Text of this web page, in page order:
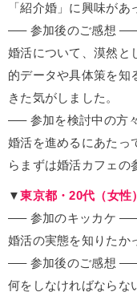
「紹介婚」に興味があ
—– 参加後のご感想
婚活について、漠然と
的データや具体策を知
きた気がしました。
—– 参加を検討中の方
婚活を進めるにあたっ
らまずは婚活カフェの
▼東京都・20代（女性）
—– 参加のキッカケ
婚活の実態を知りたか
—– 参加後のご感想
何をしなければならな